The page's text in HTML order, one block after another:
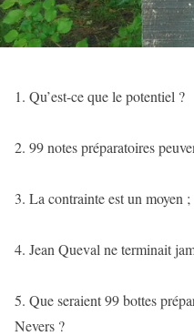
1. Qu’est-ce que le potentiel ?
2. 99 notes préparatoires
3. La contrainte est un moyen
4. Jean Queval ne terminait
5. Que seraient 99 bottes
Nevers ?